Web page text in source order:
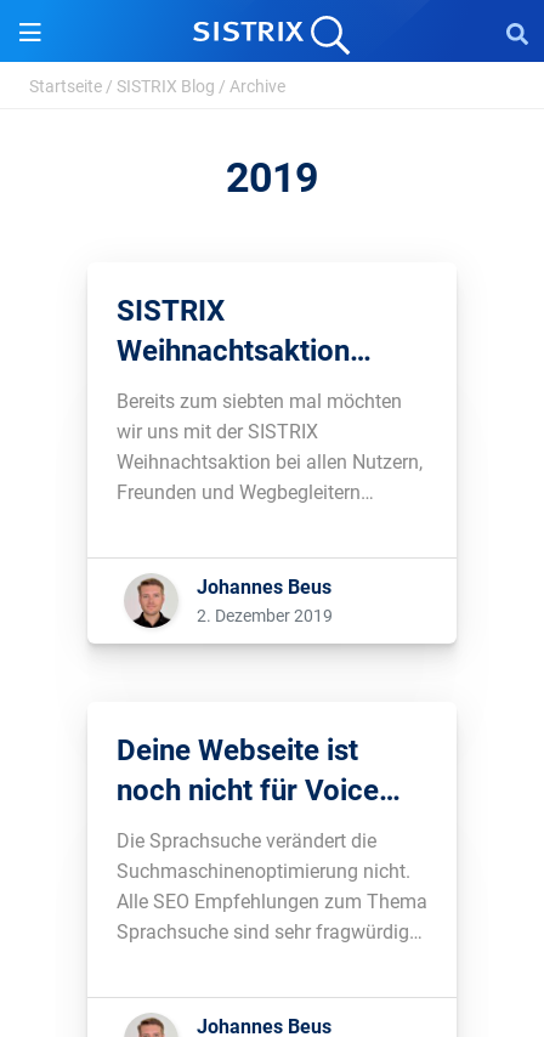
Startseite / SISTRIX Blog / Archive
2019
SISTRIX
Weihnachtsaktion
2019: du klickst, wir
pflanzen
Bereits zum siebten mal möchten
wir uns mit der SISTRIX
Weihnachtsaktion bei allen Nutzern,
Freunden und Wegbegleitern
wir für den Klimaschutz 2.500
Bäume.... Johannes Beus
2. Dezember 2019
Deine Webseite ist
noch nicht für Voice
Search optimiert?
Macht nix.
Die Sprachsuche verändert die
Suchmaschinenoptimierung nicht.
Alle SEO Empfehlungen zum Thema
Sprachsuche sind sehr fragwürdig
alle, können ignoriert werden....
Johannes Beus